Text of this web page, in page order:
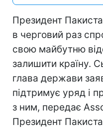
Президент
в черговий раз
свою майбутню
залишити країну.
глава держави
підтримує уряд і
з ним, передає
Президент